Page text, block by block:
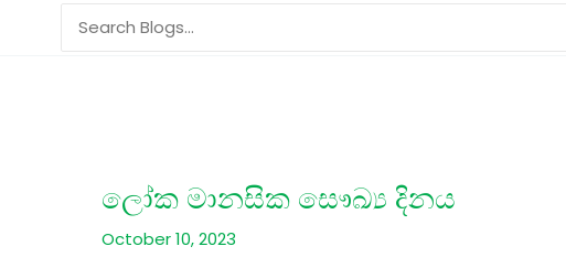
ලෝක මානසික සෞඛ්‍ය දිනය
October 10, 2023